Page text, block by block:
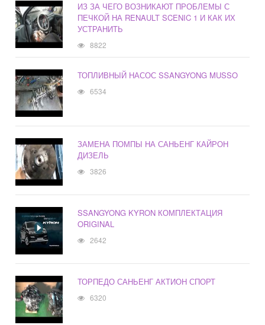
ИЗ ЗА ЧЕГО ВОЗНИКАЮТ ПРОБЛЕМЫ С
ПЕЧКОЙ НА RENAULT SCENIC 1 И КАК ИХ
УСТРАНИТЬ
8822
ТОПЛИВНЫЙ НАСОС SSANGYONG MUSSO
6534
ЗАМЕНА ПОМПЫ НА САНЬЕНГ КАЙРОН
ДИЗЕЛЬ
3826
SSANGYONG KYRON КОМПЛЕКТАЦИЯ
ORIGINAL
2642
ТОРПЕДО САНЬЕНГ АКТИОН СПОРТ
6320